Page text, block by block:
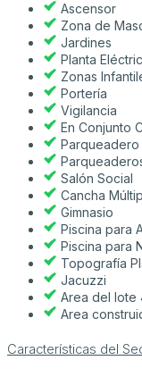
Ascensor
Zona de
Jardines
Planta
Zonas
Portería
Vigilancia
En Conjunto
Salón Social
Cancha
Gimnasio
Piscina para
Piscina para
Topografía
Jacuzzi
Area del lote
Area
Características del